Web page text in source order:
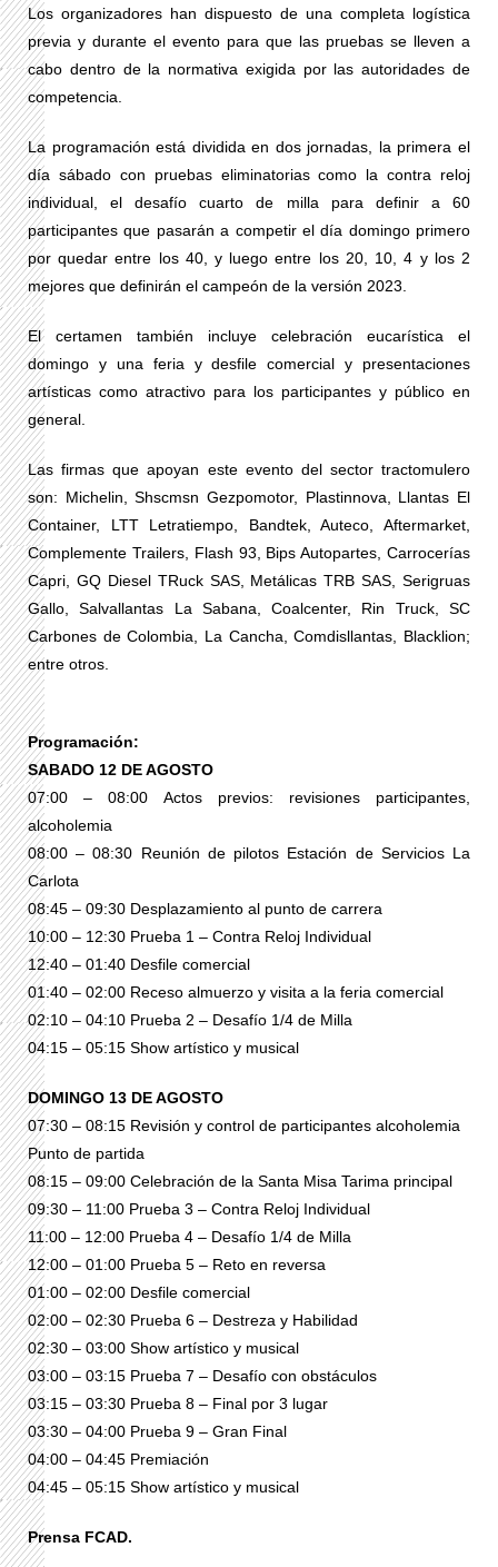
Los organizadores han dispuesto de una completa logística
previa y durante el evento para que las pruebas se lleven a
cabo dentro de la normativa exigida por las autoridades de
competencia.
La programación está dividida en dos jornadas, la primera el
día sábado con pruebas eliminatorias como la contra reloj
individual, el desafío cuarto de milla para definir a 60
participantes que pasarán a competir el día domingo primero
por quedar entre los 40, y luego entre los 20, 10, 4 y los 2
mejores que definirán el campeón de la versión 2023.
El certamen también incluye celebración eucarística el
domingo y una feria y desfile comercial y presentaciones
artísticas como atractivo para los participantes y público en
general.
Las firmas que apoyan este evento del sector tractomulero
son: Michelin, Shscmsn Gezpomotor, Plastinnova, Llantas El
Container, LTT Letratiempo, Bandtek, Auteco, Aftermarket,
Complemente Trailers, Flash 93, Bips Autopartes, Carrocerías
Capri, GQ Diesel TRuck SAS, Metálicas TRB SAS, Serigruas
Gallo, Salvallantas La Sabana, Coalcenter, Rin Truck, SC
Carbones de Colombia, La Cancha, Comdisllantas, Blacklion;
entre otros.
Programación:
SABADO 12 DE AGOSTO
07:00 – 08:00 Actos previos: revisiones participantes,
alcoholemia
08:00 – 08:30 Reunión de pilotos Estación de Servicios La
Carlota
08:45 – 09:30 Desplazamiento al punto de carrera
10:00 – 12:30 Prueba 1 – Contra Reloj Individual
12:40 – 01:40 Desfile comercial
01:40 – 02:00 Receso almuerzo y visita a la feria comercial
02:10 – 04:10 Prueba 2 – Desafío 1/4 de Milla
04:15 – 05:15 Show artístico y musical
DOMINGO 13 DE AGOSTO
07:30 – 08:15 Revisión y control de participantes alcoholemia
Punto de partida
08:15 – 09:00 Celebración de la Santa Misa Tarima principal
09:30 – 11:00 Prueba 3 – Contra Reloj Individual
11:00 – 12:00 Prueba 4 – Desafío 1/4 de Milla
12:00 – 01:00 Prueba 5 – Reto en reversa
01:00 – 02:00 Desfile comercial
02:00 – 02:30 Prueba 6 – Destreza y Habilidad
02:30 – 03:00 Show artístico y musical
03:00 – 03:15 Prueba 7 – Desafío con obstáculos
03:15 – 03:30 Prueba 8 – Final por 3 lugar
03:30 – 04:00 Prueba 9 – Gran Final
04:00 – 04:45 Premiación
04:45 – 05:15 Show artístico y musical
Prensa FCAD.